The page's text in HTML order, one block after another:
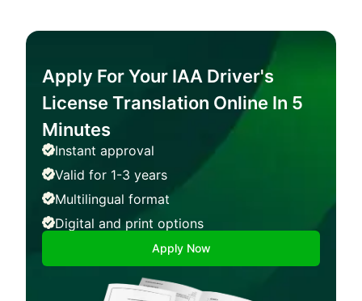
Apply For Your IAA Driver's
License Translation Online In 5
Minutes
Instant approval
Valid for 1-3 years
Multilingual format
Digital and print options
Apply Now